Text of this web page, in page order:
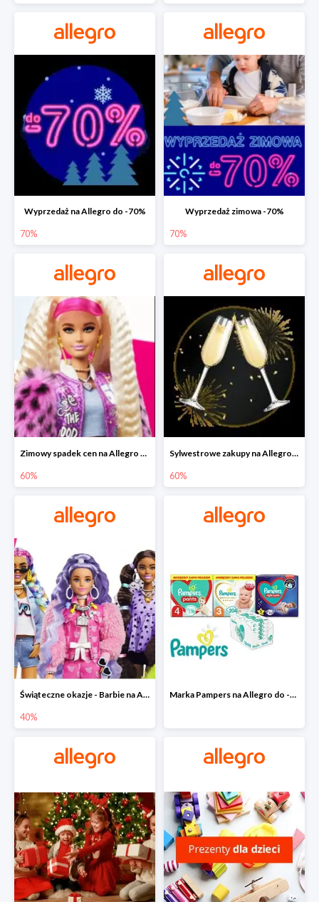
Wyprzedaż na Allegro do -70%
70%
Wyprzedaż zimowa -70%
70%
Zimowy spadek cen na Allegro - lalki Barbie do -60%
60%
Sylwestrowe zakupy na Allegro do -60%
60%
Świąteczne okazje - Barbie na Allegro do -40%
40%
Marka Pampers na Allegro do -35%